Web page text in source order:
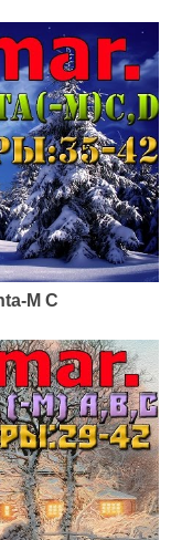
M C